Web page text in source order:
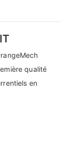
qualité
en